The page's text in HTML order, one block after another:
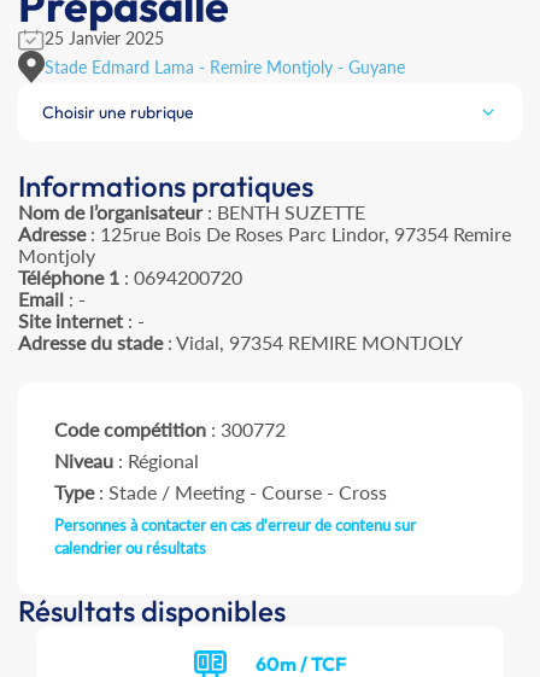
25 Janvier 2025
Stade Edmard Lama - Remire Montjoly - Guyane
Choisir une rubrique
Informations pratiques
Nom de l’organisateur: BENTH SUZETTE
Adresse: 125rue Bois De Roses Parc Lindor, 97354 Remire
Montjoly
Téléphone 1 : 0694200720
Email : -
Site internet : -
Adresse du stade: Vidal, 97354 REMIRE MONTJOLY
Code compétition : 300772
Niveau : Régional
Type: Stade / Meeting - Course - Cross
Personnes à contacter en cas d'erreur de contenu sur
calendrier ou résultats
Résultats disponibles
60m / TCF